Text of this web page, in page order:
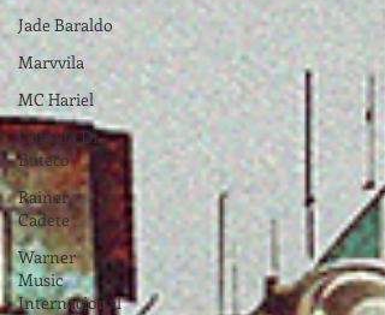
Jade Baraldo
Marvvila
MC Hariel
Comida Di
Buteco
Rainer
Cadete
Warner
Music
Internacional